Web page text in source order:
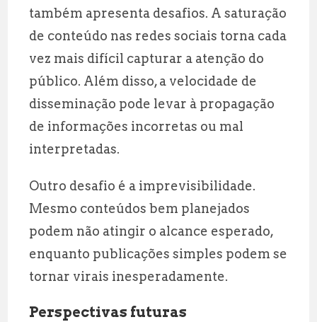
também apresenta desafios. A saturação
de conteúdo nas redes sociais torna cada
vez mais difícil capturar a atenção do
público. Além disso, a velocidade de
disseminação pode levar à propagação
de informações incorretas ou mal
interpretadas.
Outro desafio é a imprevisibilidade.
Mesmo conteúdos bem planejados
podem não atingir o alcance esperado,
enquanto publicações simples podem se
tornar virais inesperadamente.
Perspectivas futuras